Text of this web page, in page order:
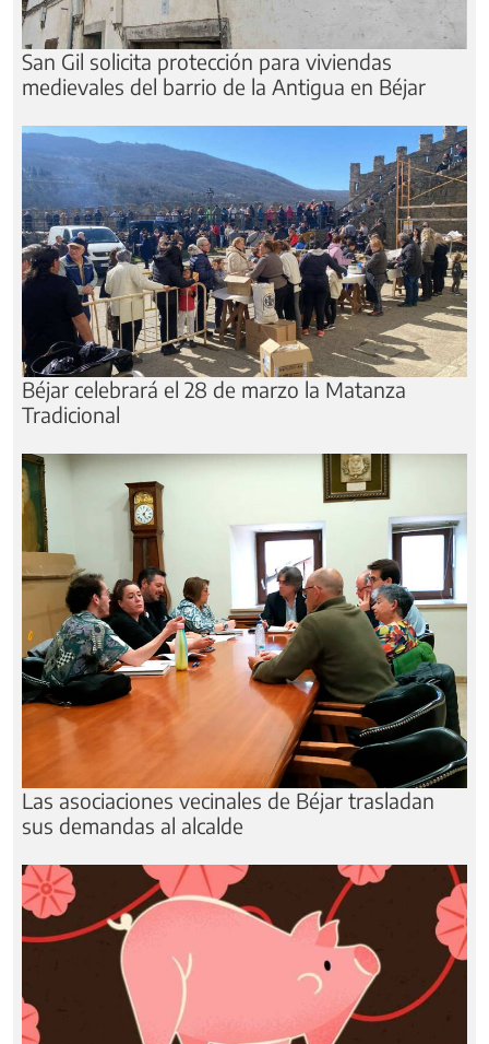
San Gil solicita protección para viviendas
medievales del barrio de la Antigua en Béjar
Béjar celebrará el 28 de marzo la Matanza
Tradicional
Las asociaciones vecinales de Béjar trasladan
sus demandas al alcalde